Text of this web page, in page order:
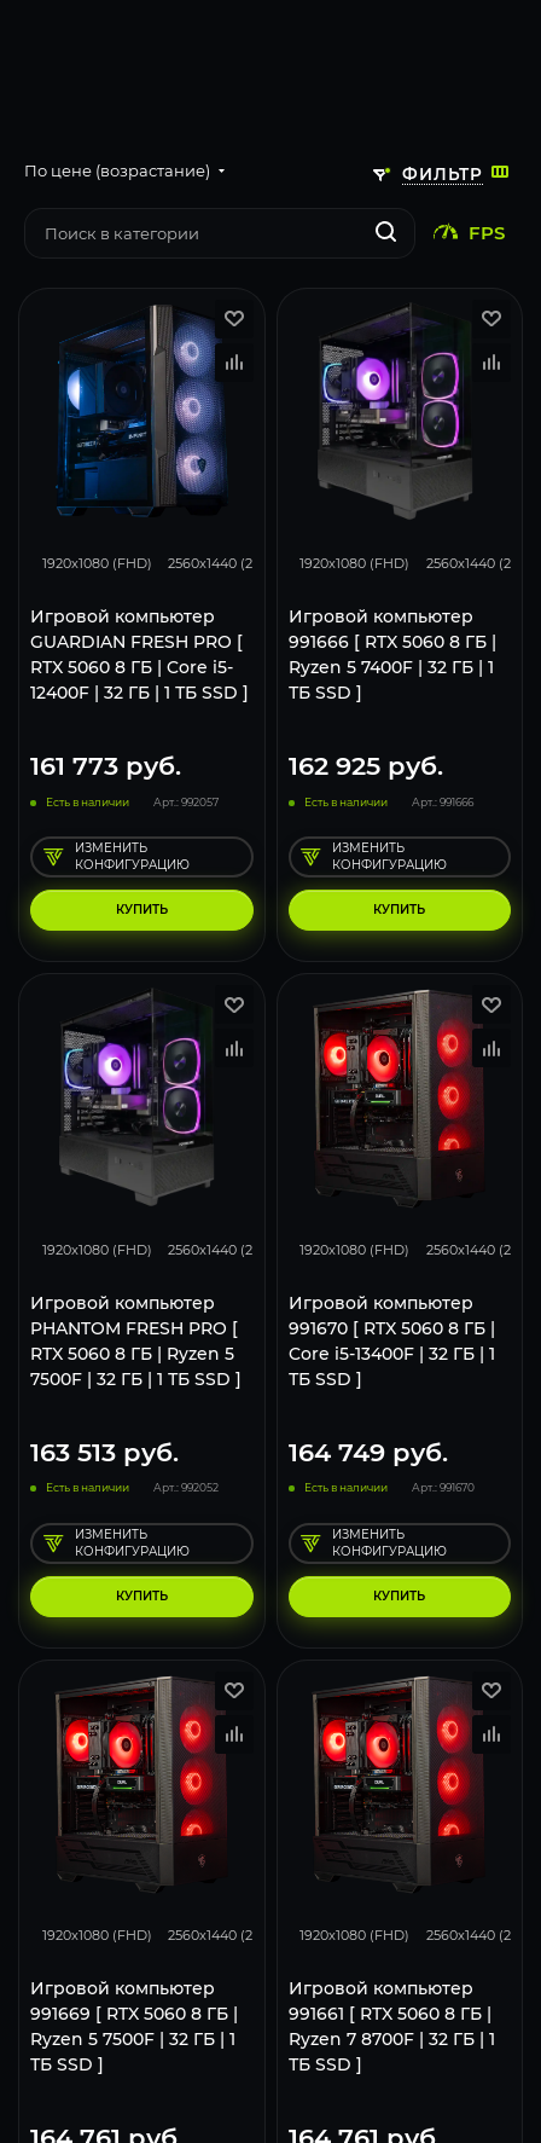
ФИЛЬТР
По цене (возрастание)
FPS
1920x1080 (FHD) 2560x1440 (2K) 3840x2160 (4K)
Игровой компьютер
GUARDIAN FRESH PRO [
RTX 5060 8 ГБ | Core i5-
12400F | 32 ГБ | 1 ТБ SSD ]
161 773 руб.
Есть в наличии Арт.: 992057
КУПИТЬ
ИЗМЕНИТЬ
КОНФИГУРАЦИЮ
1920x1080 (FHD) 2560x1440 (2K)
Игровой компьютер
991666 [ RTX 5060 8 ГБ |
Ryzen 5 7400F | 32 ГБ | 1
ТБ SSD ]
162 925руб.
Есть в наличии Арт.: 991666
КУПИТЬ
ИЗМЕНИТЬ
КОНФИГУРАЦИЮ
1920x1080 (FHD) 2560x1440 (2K) 3840x2160 (4K)
Игровой компьютер
PHANTOM FRESH PRO [
RTX 5060 8 ГБ | Ryzen 5
7500F | 32 ГБ | 1 ТБ SSD ]
163 513 руб.
Есть в наличии Арт.: 992052
КУПИТЬ
ИЗМЕНИТЬ
КОНФИГУРАЦИЮ
1920x1080 (FHD) 2560x1440 (2K)
Игровой компьютер
991670 [ RTX 5060 8 ГБ |
Core i5-13400F | 32 ГБ | 1
ТБ SSD ]
164 749руб.
Есть в наличии Арт.: 991670
КУПИТЬ
ИЗМЕНИТЬ
КОНФИГУРАЦИЮ
1920x1080 (FHD) 2560x1440 (2K) 3840x2160 (4K)
Игровой компьютер
991669 [ RTX 5060 8 ГБ |
Ryzen 5 7500F | 32 ГБ | 1
ТБ SSD ]
1920x1080 (FHD) 2560x1440 (2K)
Игровой компьютер
991661 [ RTX 5060 8 ГБ |
Ryzen 7 8700F | 32 ГБ | 1
ТБ SSD ]